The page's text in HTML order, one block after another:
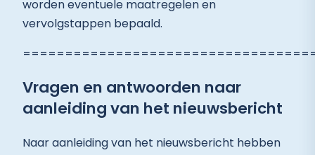
worden eventuele maatregelen en
vervolgstappen bepaald.
Vragen en antwoorden naar
aanleiding van het nieuwsbericht
Naar aanleiding van het nieuwsbericht hebben